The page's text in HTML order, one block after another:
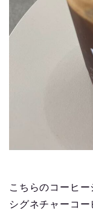
こちらのコーヒ
シグネチャーコ